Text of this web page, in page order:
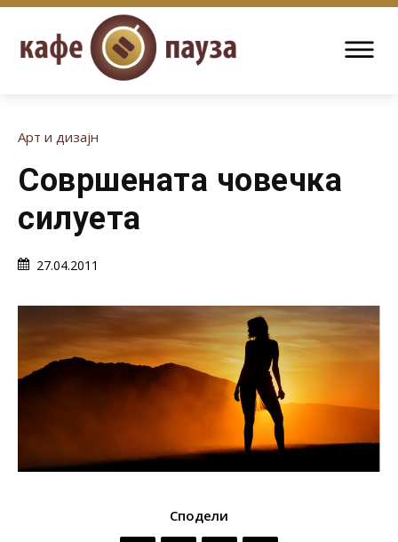
Арт и дизајн
Совршената човечка
силуета
27.04.2011
Сподели